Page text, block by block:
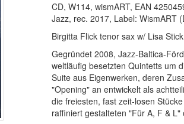
CD, W114, wismART, EAN
Jazz, rec. 2017, Label: WismART
Birgitta Flick tenor sax w/ Lisa
Gegründet 2008, Jazz-Baltica-
weltläufig besetzten Quintetts um
Suite aus Eigenwerken, deren
"Opening" an entwickelt als
die freiesten, fast zeit-losen
raffiniert gestalteten "Für A, F &